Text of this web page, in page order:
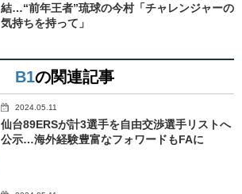
結…“前年王者”琉球の今村「チャレンジャーの
気持ちを持って」
B1の関連記事
2024.05.11
仙台89ERSが計3選手を自由交渉選手リストへ
公示…海外経験豊富なフォワードもFAに